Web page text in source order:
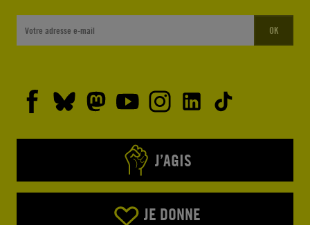
OK
J’AGIS
JE DONNE